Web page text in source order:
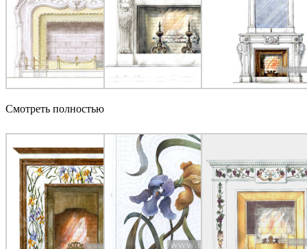
Смотреть полностью